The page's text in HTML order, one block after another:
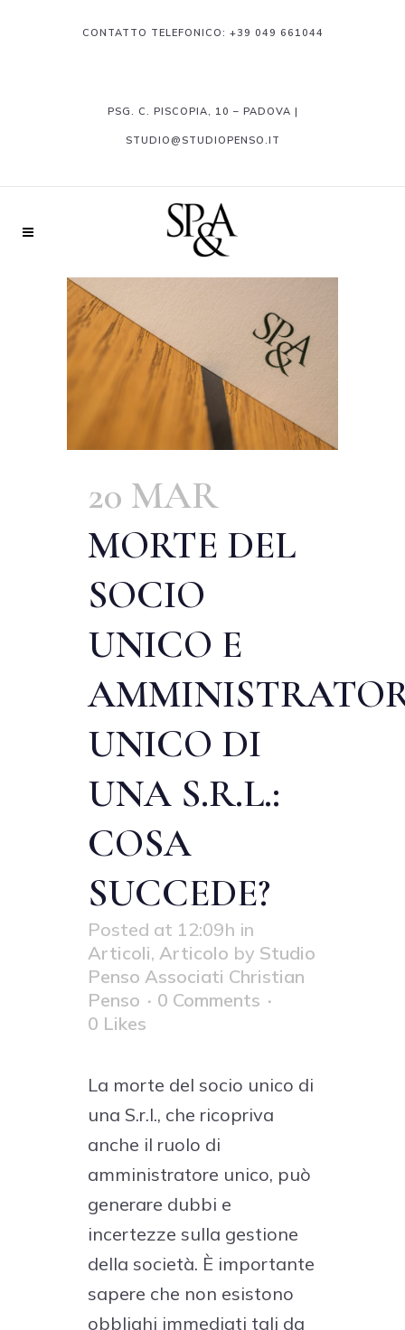
CONTATTO TELEFONICO: +39 049 661044
PSG. C. PISCOPIA, 10 – PADOVA |
STUDIO@STUDIOPENSO.IT
20 MAR
MORTE DEL
SOCIO
UNICO E
UNICO DI
UNA S.R.L.:
COSA
SUCCEDE?
Posted at 12:09h in
Articoli, Articolo by Studio
Penso Associati Christian
Penso
0 Comments
0 Likes
La morte del socio unico di
una S.r.l., che ricopriva
anche il ruolo di
amministratore unico, può
generare dubbi e
incertezze sulla gestione
della società. È importante
sapere che non esistono
obblighi immediati tali da